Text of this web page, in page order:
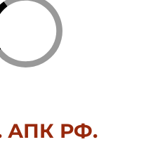
АПК РФ.